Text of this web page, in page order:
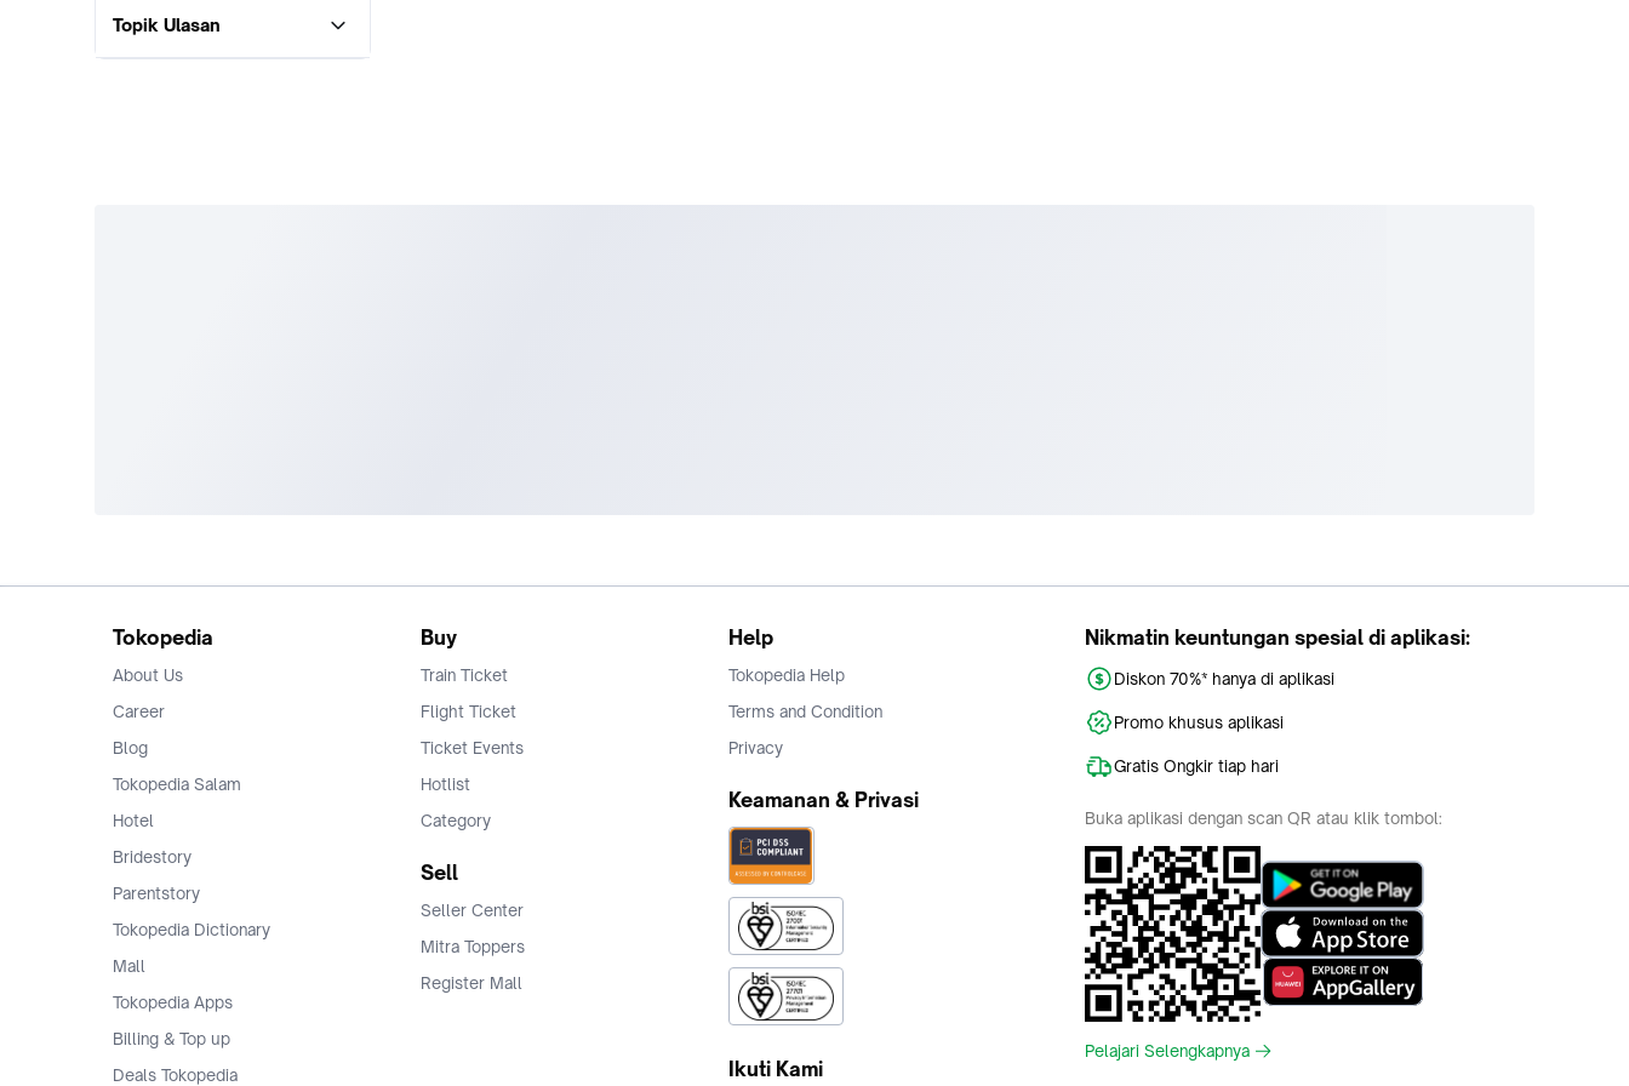
Topik Ulasan
Tokopedia
About Us
Career
Blog
Tokopedia Salam
Hotel
Bridestory
Parentstory
Tokopedia Dictionary
Mall
Tokopedia Apps
Billing & Top up
Deals Tokopedia
Buy
Train Ticket
Flight Ticket
Ticket Events
Hotlist
Category
Sell
Seller Center
Mitra Toppers
Register Mall
Help
Tokopedia Help
Terms and Condition
Privacy
Keamanan & Privasi
Ikuti Kami
Nikmatin keuntungan spesial di aplikasi:
Diskon 70%* hanya di aplikasi
Promo khusus aplikasi
Gratis Ongkir tiap hari
Buka aplikasi dengan scan QR atau klik tombol:
Pelajari Selengkapnya